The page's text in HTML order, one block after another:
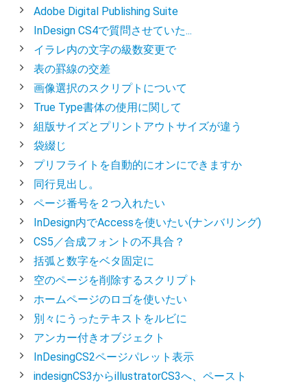
Adobe Digital Publishing Suite
InDesign CS4で質問させていた...
イラレ内の文字の級数変更で
表の罫線の交差
画像選択のスクリプトについて
True Type書体の使用に関して
組版サイズとプリントアウトサイズが違う
袋綴じ
プリフライトを自動的にオンにできますか
同行見出し。
ページ番号を２つ入れたい
InDesign内でAccessを使いたい(ナンバリング)
CS5／合成フォントの不具合？
括弧と数字をベタ固定に
空のページを削除するスクリプト
ホームページのロゴを使いたい
別々にうったテキストをルビに
アンカー付きオブジェクト
InDesingCS2ページパレット表示
indesignCS3からillustratorCS3へ、ペースト